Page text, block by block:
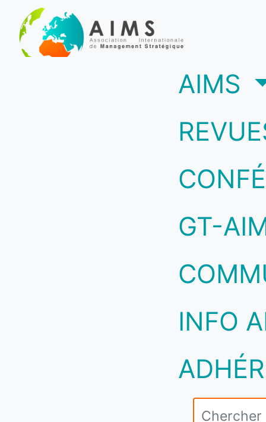
AIMS
GT-
INFO